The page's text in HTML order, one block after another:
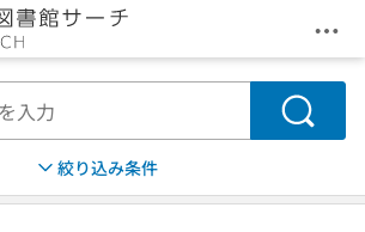
メ
検索
絞り込み条件